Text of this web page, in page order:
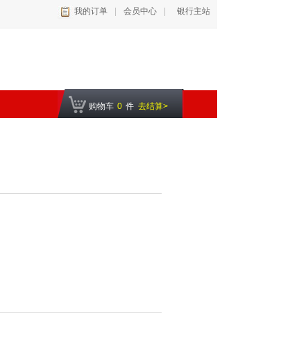
我的订单 会员中心 银行主站
购物车 0 件 去结算>